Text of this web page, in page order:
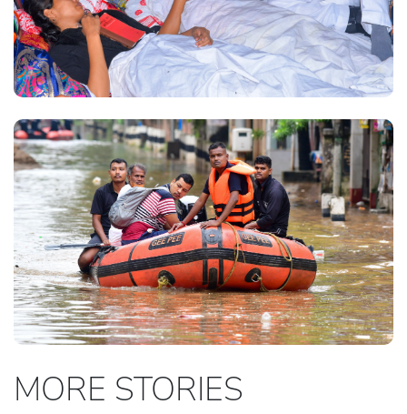
MORE STORIES